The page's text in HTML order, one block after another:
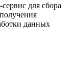
для сбора
данных